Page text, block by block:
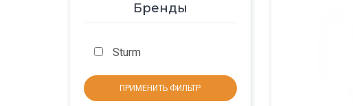
Бренды
Sturm
ПРИМЕНИТЬ ФИЛЬТР